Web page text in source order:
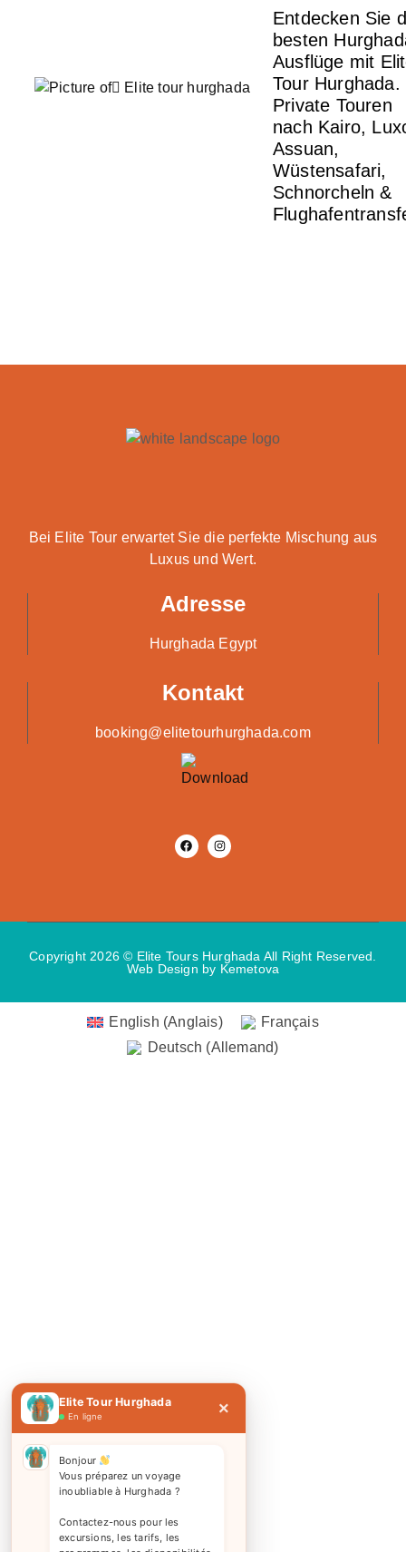
Elite Tour Hurghada
En ligne ×
Bonjour
Vous préparez un voyage
inoubliable à Hurghada ?
Contactez-nous pour les
excursions, les tarifs, les
Entdecken Sie
besten
Ausflüge mit
Tour Hurghada.
Private Touren
nach Kairo,
Assuan,
Wüstensafari,
Schnorcheln &
Bei Elite Tour erwartet Sie die perfekte Mischung aus
Luxus und Wert.
Adresse
Hurghada Egypt
Kontakt
booking@elitetourhurghada.com
Copyright 2026 © Elite Tours Hurghada All Right Reserved.
Web Design by Kemetova
English (Anglais)
Français
Deutsch (Allemand)